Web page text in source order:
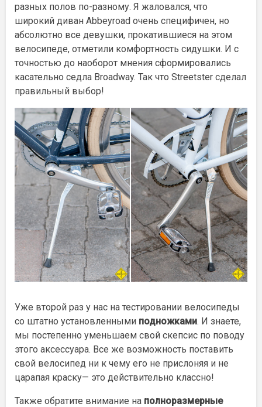
разных полов по-разному. Я жаловался, что
широкий диван Abbeyroad очень специфичен, но
абсолютно все девушки, прокатившиеся на этом
велосипеде, отметили комфортность сидушки. И с
точностью до наоборот мнения сформировались
касательно седла Broadway. Так что Streetster сделал
правильный выбор!
Уже второй раз у нас на тестировании велосипеды
со штатно установленными подножками. И знаете,
мы постепенно уменьшаем свой скепсис по поводу
этого аксессуара. Все же возможность поставить
свой велосипед ни к чему его не прислоняя и не
царапая краску— это действительно классно!
Также обратите внимание на полноразмерные